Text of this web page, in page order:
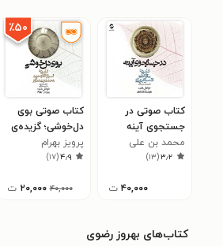
کتاب صوتی در
جستجوی آینه
(مقالات شمس
تبریزی)
محمد بن علی
شمس تبریزی
۳٫۲(۱۳)
۴۰,۰۰۰ ت
٪۵۰
کتاب صوتی بوی
دل‌خوشی؛ گزیده‌ی
اسرارالتوحید فی
مقامات الشیخ ابی
پرویز بهرام
۴٫۹(۱۷)
۴۰,۰۰۰ ۲۰,۰۰۰ ت
کتاب‌های بهروز رضوی